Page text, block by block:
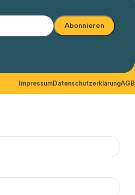
ImpressumDatenschutzerklärungAGB